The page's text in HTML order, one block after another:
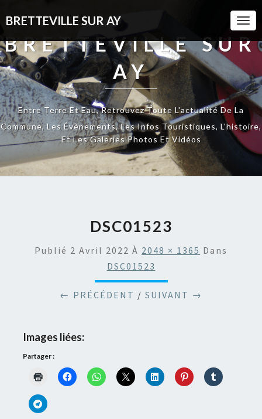
BRETTEVILLE SUR AY
BRETTEVILLE SUR
AY
Entre Terre Et Eau, Retrouvez Toute L'actualité De La
Commune, Les Évènements, Les Infos Touristiques, L'histoire,
Et Les Galeries Photos Et Vidéos
DSC01523
Publié 2 Avril 2022 À 2048 × 1365 Dans
DSC01523
← PRÉCÉDENT / SUIVANT →
Images liées:
Partager :